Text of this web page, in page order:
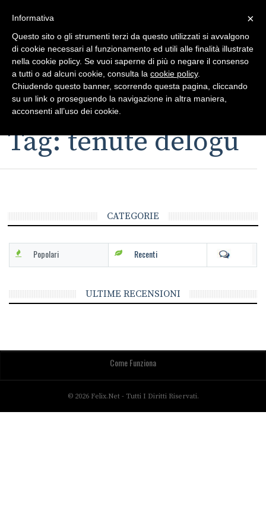
Toggle
Toggle
navigation
Tag: tenute delogu
CATEGORIE
Popolari Recenti
ULTIME RECENSIONI
Come Funziona
© 2026 Felix.net - Tutti I Diritti Riservati.
×
Informativa
Questo sito o gli strumenti terzi da questo utilizzati si avvalgono
di cookie necessari al funzionamento ed utili alle finalità illustrate
nella cookie policy. Se vuoi saperne di più o negare il consenso
a tutti o ad alcuni cookie, consulta la cookie policy.
Chiudendo questo banner, scorrendo questa pagina, cliccando
su un link o proseguendo la navigazione in altra maniera,
acconsenti all’uso dei cookie.